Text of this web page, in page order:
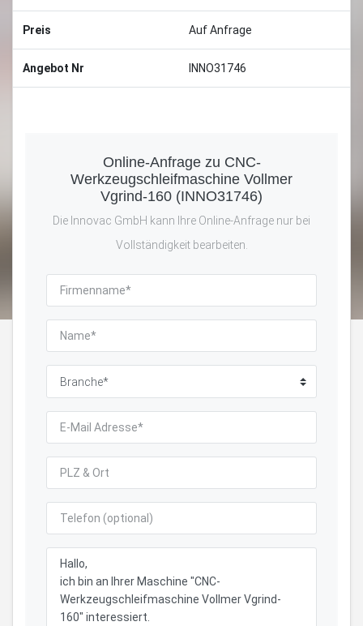
Preis Auf Anfrage
Angebot Nr INNO31746
Online-Anfrage zu CNC-
Werkzeugschleifmaschine Vollmer
Vgrind-160 (INNO31746)
Die Innovac GmbH kann Ihre Online-Anfrage nur bei
Vollständigkeit bearbeiten.